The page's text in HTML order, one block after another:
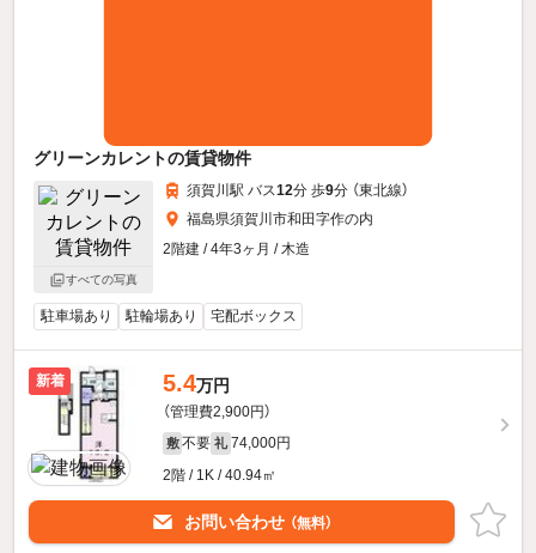
グリーンカレントの賃貸物件
すべての写真
須賀川駅 バス12分 歩9分 （東北線）
福島県須賀川市和田字作の内
2階建 / 4年3ヶ月 / 木造
駐車場あり 駐輪場あり 宅配ボックス
新着 5.4万円
（管理費2,900円）
敷 不要 礼 74,000円
2階 / 1K / 40.94㎡
お問い合わせ （無料）